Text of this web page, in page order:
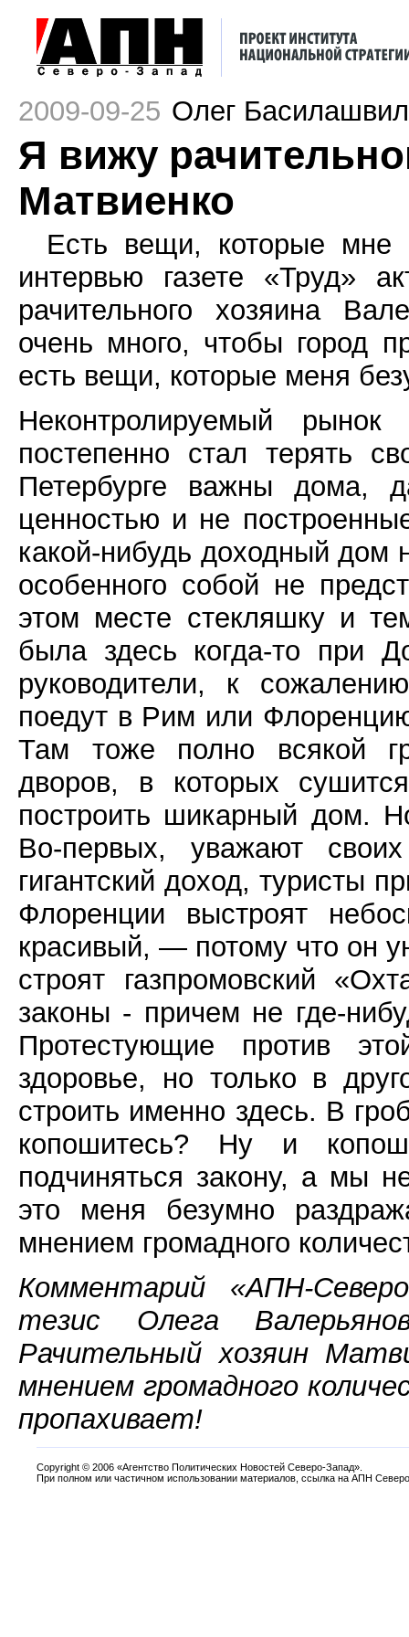
2009-09-25 Олег
Я вижу
Матвиенко
Есть вещи, которые мне
интервью газете «Труд»
рачительного хозяина
очень много, чтобы город
есть вещи, которые меня
Неконтролируемый
постепенно стал терять
Петербурге важны дома,
ценностью и не
какой-нибудь доходный дом
особенного собой не
этом месте стекляшку и
была здесь когда-то при
руководители, к
поедут в Рим или
Там тоже полно всякой
дворов, в которых
построить шикарный дом.
Во-первых, уважают
гигантский доход, туристы
Флоренции выстроят
красивый, — потому что он
строят газпромовский
законы - причем не где-
Протестующие против
здоровье, но только в
строить именно здесь. В
копошитесь? Ну и
подчиняться закону, а мы
это меня безумно
мнением громадного
Комментарий «АПН-
тезис Олега
Рачительный хозяин
мнением громадного
пропахивает!
Copyright © 2006 «Агентство Политических Новостей Северо-Запад».
При полном или частичном использовании материалов, ссылка на АПН